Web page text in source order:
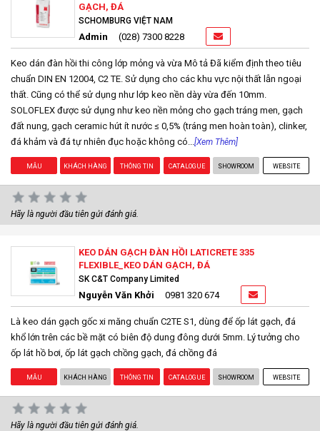
GẠCH, ĐÁ
SCHOMBURG VIỆT NAM
Admin (028) 7300 8228
Keo dán đàn hồi thi công lớp mỏng và vừa Mô tả Đã kiểm định theo tiêu
chuẩn DIN EN 12004, C2 TE. Sử dụng cho các khu vực nội thất lẫn ngoại
thất. Cũng có thể sử dụng như lớp keo nền dày vừa đến 10mm.
SOLOFLEX được sử dụng như keo nền mỏng cho gạch tráng men, gạch
đất nung, gạch ceramic hút ít nước ≤ 0,5% (tráng men hoàn toàn), clinker,
đá khảm và đá tự nhiên đục hoặc không có... [Xem Thêm]
MẪU KHÁCH HÀNG THÔNG TIN CATALOGUE SHOWROOM WEBSITE
Hãy là người đầu tiên gửi đánh giá.
KEO DÁN GẠCH ĐÀN HỒI LATICRETE 335
FLEXIBLE_KEO DÁN GẠCH, ĐÁ
SK C&T Company Limited
Nguyễn Văn Khởi 0981 320 674
Là keo dán gạch gốc xi măng chuẩn C2TE S1, dùng để ốp lát gạch, đá
khổ lớn trên các bề mặt có biên độ dung đông dưới 5mm. Lý tưởng cho
ốp lát hồ bơi, ốp lát gạch chồng gạch, đá chồng đá
MẪU KHÁCH HÀNG THÔNG TIN CATALOGUE SHOWROOM WEBSITE
Hãy là người đầu tiên gửi đánh giá.